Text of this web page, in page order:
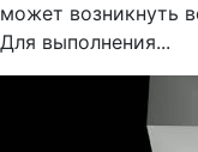
может возникнуть
Для выполнения...